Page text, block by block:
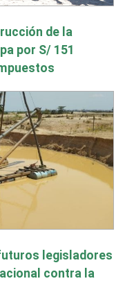
de la
por S/ 151
legisladores
contra la